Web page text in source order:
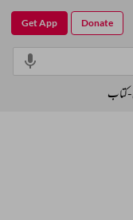
Get App Donate
کتاب